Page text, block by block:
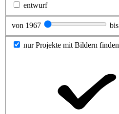
entwurf
von 1967 bis
nur Projekte mit Bildern finden